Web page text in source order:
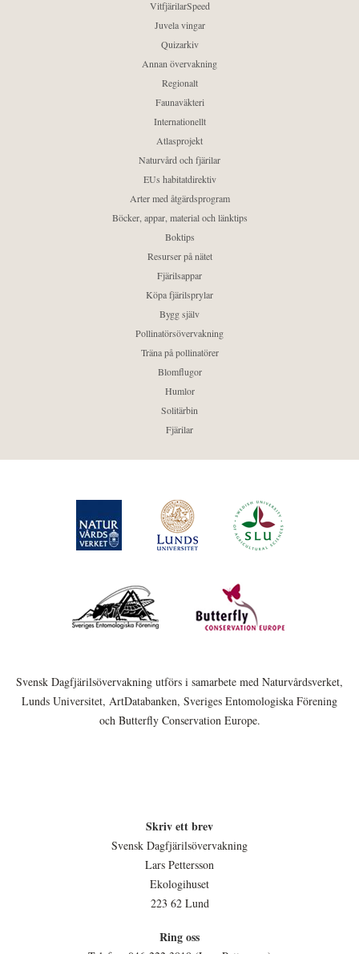
VitfjärilarSpeed
Juvela vingar
Quizarkiv
Annan övervakning
Regionalt
Faunaväkteri
Internationellt
Atlasprojekt
Naturvård och fjärilar
EUs habitatdirektiv
Arter med åtgärdsprogram
Böcker, appar, material och länktips
Boktips
Resurser på nätet
Fjärilsappar
Köpa fjärilsprylar
Bygg själv
Pollinatörsövervakning
Träna på pollinatörer
Blomflugor
Humlor
Solitärbin
Fjärilar
Svensk Dagfjärilsövervakning utförs i samarbete med Naturvårdsverket,
Lunds Universitet, ArtDatabanken, Sveriges Entomologiska Förening
och Butterfly Conservation Europe.
Skriv ett brev
Svensk Dagfjärilsövervakning
Lars Pettersson
Ekologihuset
223 62 Lund
Ring oss